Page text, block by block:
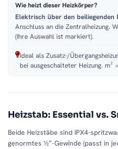
Wie heizt dieser Heizkörper?
Elektrisch über den beiliegenden
Anschluss an die Zentralheizung.
(Ihre Auswahl ist markiert).
Ideal als Zusatz-/
bei ausgeschalteter Heizung. m²
Heizstab: Essential vs.
Beide Heizstäbe sind IPX4-
genormtes ½″-Gewinde (passt in